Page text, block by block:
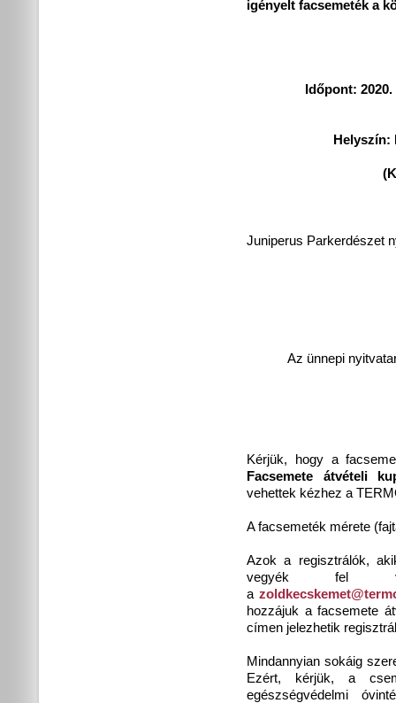
igényelt facsemeték a
Időpont:
Helyszín:
Juniperus Parkerdészet
Az ünnepi
Kérjük, hogy a
Facsemete átvételi
vehettek kézhez a
A facsemeték mérete
Azok a regisztrálók,
vegyék fel
a
hozzájuk a facsemete
címen jelezhetik
Mindannyian sokáig
Ezért, kérjük, a
egészségvédelmi